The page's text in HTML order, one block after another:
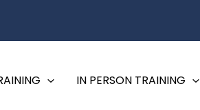
IN PERSON TRAINING